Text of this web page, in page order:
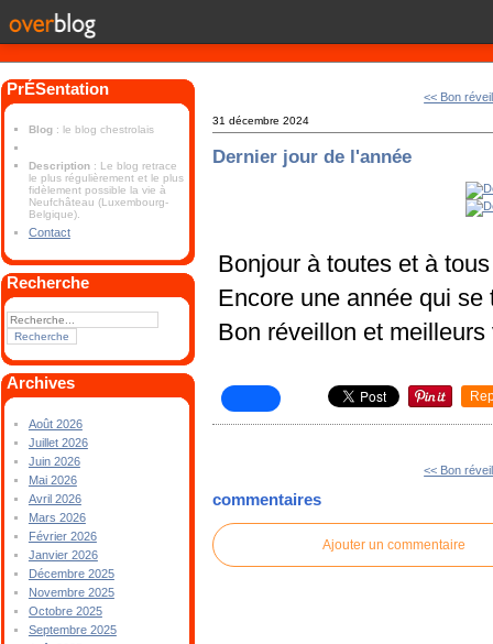
PrÉSentation
Blog : le blog chestrolais
Description : Le blog retrace
le plus régulièrement et le plus
fidèlement possible la vie à
Neufchâteau (Luxembourg-
Belgique).
Contact
Recherche
Archives
Août 2026
Juillet 2026
Juin 2026
Mai 2026
Avril 2026
Mars 2026
Février 2026
Janvier 2026
Décembre 2025
Novembre 2025
Octobre 2025
Septembre 2025
<< Bon
31 décembre 2024
Dernier jour de l'année
Bonjour à toutes et à tous
Encore une année qui se
Bon réveillon et
<< Bon
commentaires
Ajouter un commentaire